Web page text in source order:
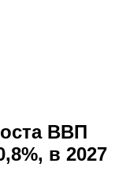
ВВП
в 2027